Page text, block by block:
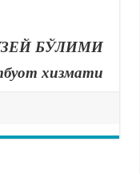
БЎЛИМИ
хизмати